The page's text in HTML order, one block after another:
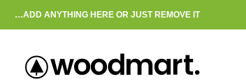
ADD ANYTHING HERE OR JUST REMOVE IT…